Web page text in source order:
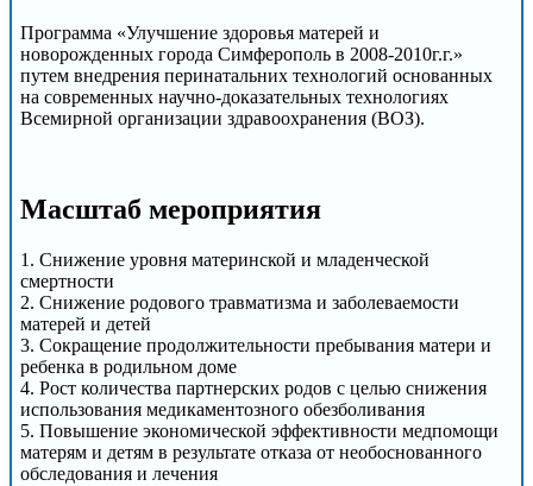
Программа «Улучшение здоровья матерей и
новорожденных города Симферополь в 2008-2010г.г.»
путем внедрения перинатальних технологий основанных
на современных научно-доказательных технологиях
Всемирной организации здравоохранения (ВОЗ).
Масштаб мероприятия
1. Снижение уровня материнской и младенческой
смертности
2. Снижение родового травматизма и заболеваемости
матерей и детей
3. Сокращение продолжительности пребывания матери и
ребенка в родильном доме
4. Рост количества партнерских родов с целью снижения
использования медикаментозного обезболивания
5. Повышение экономической эффективности медпомощи
матерям и детям в результате отказа от необоснованного
обследования и лечения